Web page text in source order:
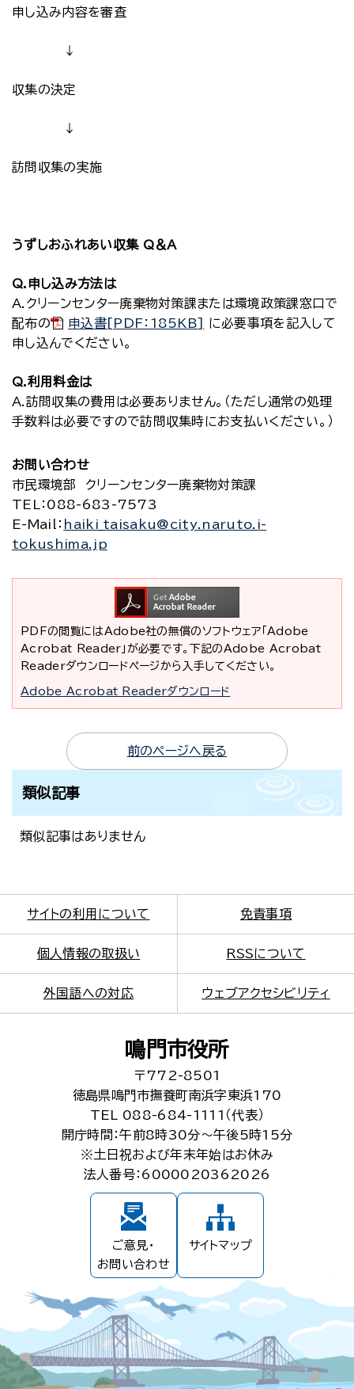
申し込み内容を審査
↓
収集の決定
↓
訪問収集の実施
うずしおふれあい収集 Q＆A
Q.申し込み方法は
A.クリーンセンター廃棄物対策課または環境政策課窓口で
配布の
申込書[PDF：185KB]
に必要事項を記入して
申し込んでください。
Q.利用料金は
A.訪問収集の費用は必要ありません。（ただし通常の処理
手数料は必要ですので訪問収集時にお支払いください。）
お問い合わせ
市民環境部 クリーンセンター廃棄物対策課
TEL
：088-683-7573
E-Mail
： haiki_taisaku@city.naruto.i-
tokushima.jp
PDFの閲覧にはAdobe社の無償のソフトウェア「Adobe
Acrobat Reader」が必要です。下記のAdobe Acrobat
Readerダウンロードページから入手してください。
Adobe Acrobat Readerダウンロード
前のページへ戻る
類似記事
類似記事はありません
サイトの利用について 免責事項
個人情報の取扱い RSSについて
外国語への対応 ウェブアクセシビリティ
鳴門市役所
〒772-8501
徳島県鳴門市撫養町南浜字東浜170
TEL 088-684-1111（代表）
開庁時間：午前8時30分～午後5時15分
※土日祝および年末年始はお休み
法人番号：6000020362026
ご意見・
お問い合わせ
サイトマップ